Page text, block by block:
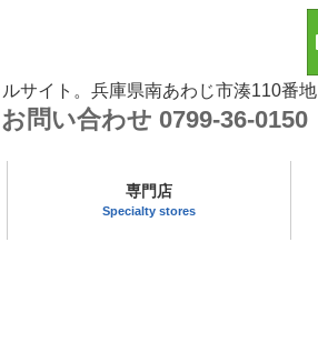
サイト。兵庫県南あわじ市湊110番地
お問い合わせ 0799-36-0150
専門店
Specialty stores